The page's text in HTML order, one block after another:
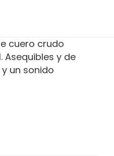
cuero crudo
y de
un sonido